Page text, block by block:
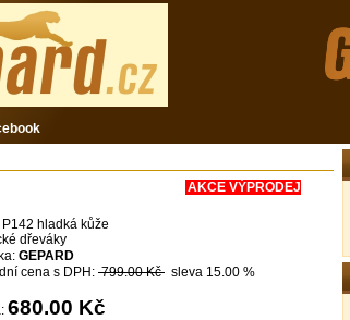
AKCE VÝPRODEJ
P142 hladká kůže
dřeváky
GEPARD
cena s DPH: 799.00 Kč sleva 15.00 %
680.00 Kč